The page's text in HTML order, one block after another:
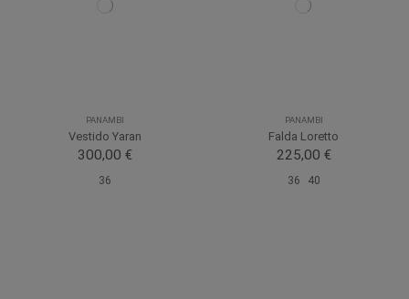
PANAMBI
Vestido Yaran
300,00 €
36
PANAMBI
Falda Loretto
225,00 €
36 40